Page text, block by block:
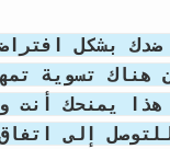
ضدك بشكل
هناك تسوية
يمنحك أنت
إلى